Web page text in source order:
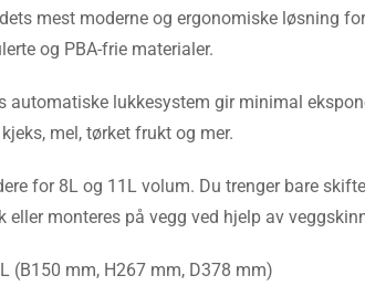
mest moderne og ergonomiske løsning
og PBA-frie materialer.
automatiske lukkesystem gir minimal
mel, tørket frukt og mer.
for 8L og 11L volum. Du trenger bare
eller monteres på vegg ved hjelp av
(B150 mm, H267 mm, D378 mm)